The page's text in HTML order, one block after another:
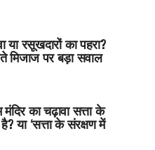
रसूखदारों का पहरा?
मिजाज पर बड़ा सवाल
का चढ़ावा सत्ता के
या ‘सत्ता के संरक्षण में